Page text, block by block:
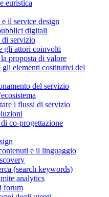
euristica
il service design
digitali
servizio
gli attori coinvolti
proposta di valore
gli elementi costitutivi del
del servizio
i flussi di servizio
co-progettazione
e il linguaggio
(search keywords)
analytics
forum